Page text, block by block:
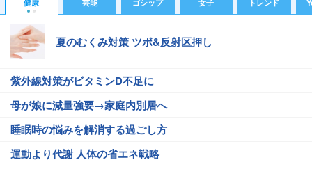
健康 芸能 ゴシップ 女子 トレンド
夏のむくみ対策 ツボ&反射区押し
紫外線対策がビタミンD不足に
母が娘に減量強要→家庭内別居へ
睡眠時の悩みを解消する過ごし方
運動より代謝 人体の省エネ戦略